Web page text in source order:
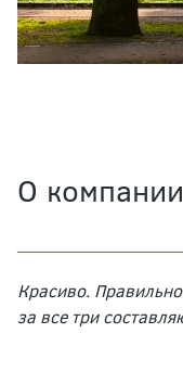
О компании
Красиво.
за все три